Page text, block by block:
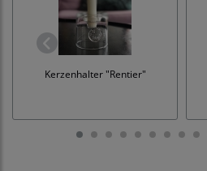
Kerzenhalter "Rentier"